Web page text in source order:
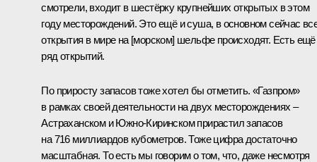
смотрели, входит в шестёрку крупнейших открытых в этом
году месторождений. Это ещё и суша, в основном сейчас
открытия в мире на [морском] шельфе происходят. Есть ещё
ряд открытий.
По приросту запасов тоже хотел бы отметить. «Газпром»
в рамках своей деятельности на двух месторождениях –
Астраханском и Южно-Киринском прирастил запасов
на 716 миллиардов кубометров. Тоже цифра достаточно
масштабная. То есть мы говорим о том, что, даже несмотря